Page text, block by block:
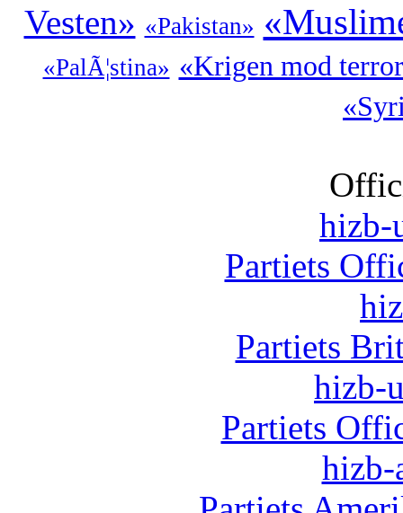
Vesten» «Pakistan»
«PalÃ¦stina» «Krigen mod
hizb-
Partiets
Partiets
hizb-
Partiets
hizb-